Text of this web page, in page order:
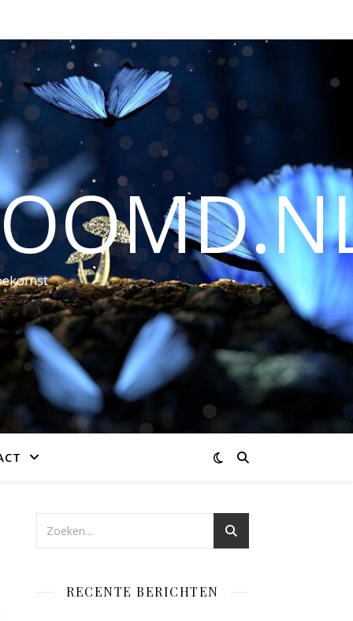
RECENTE BERICHTEN